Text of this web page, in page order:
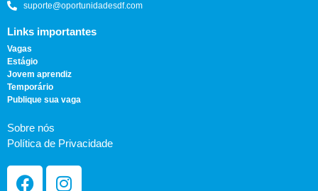
suporte@oportunidadesdf.com
Links importantes
Vagas
Estágio
Jovem aprendiz
Temporário
Publique sua vaga
Sobre nós
Política de Privacidade